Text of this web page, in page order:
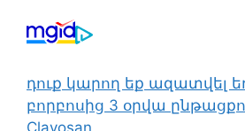
դուք կարող եք ազատվել
բորբոսից 3 օրվա
Clavosan